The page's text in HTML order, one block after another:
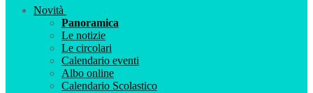
Novità
Panoramica
Le notizie
Le circolari
Calendario eventi
Albo online
Calendario Scolastico